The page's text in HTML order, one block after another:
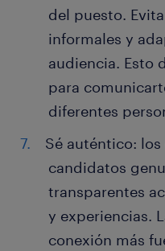
del puesto.
informales y
audiencia. Esto
para
diferentes
Sé auténtico:
candidatos
transparentes
y experiencias.
conexión más